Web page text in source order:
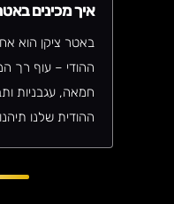
איך מכינים
באטר ציקן הוא
ההודי – עוף רך
חמאה, עגבניות
ההודית שלנו